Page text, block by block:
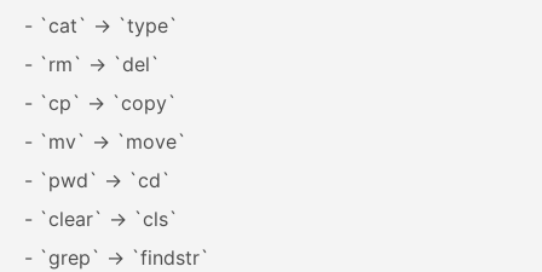
- `cat` → `type`
- `rm` → `del`
- `cp` → `copy`
- `mv` → `move`
- `pwd` → `cd`
- `clear` → `cls`
- `grep` → `findstr`